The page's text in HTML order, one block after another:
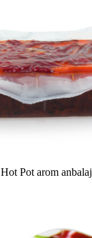
Hot Pot arom anbalaj